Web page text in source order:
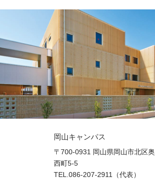
岡山キャンパス
〒700-0931 岡山県岡山市北区奥
西町5-5
TEL.086-207-2911（代表）